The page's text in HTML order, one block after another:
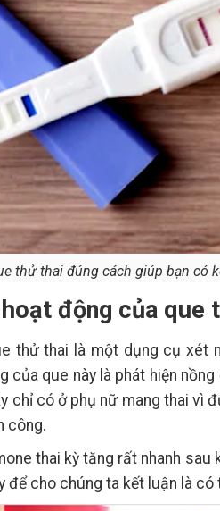
thử thai đúng cách giúp bạn có
động của que
thử thai là một dụng cụ xét
của que này là phát hiện
chỉ có ở phụ nữ mang thai vì
công.
thai kỳ tăng rất nhanh
để cho chúng ta kết luận là có